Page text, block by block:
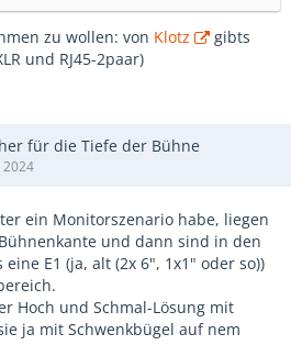
zu wollen: von Klotz
gibts
und RJ45-2paar)
für die Tiefe der Bühne
2024
ein Monitorszenario habe, liegen
und dann sind in den
E1 (ja, alt (2x 6", 1x1" oder so))
Hoch und Schmal-Lösung mit
ja mit Schwenkbügel auf nem